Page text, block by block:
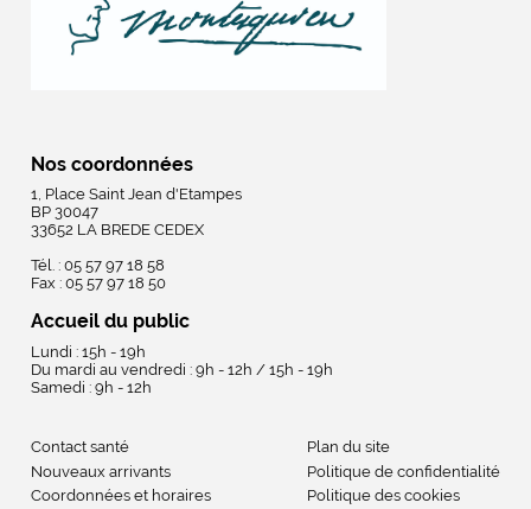
Nos coordonnées
1, Place Saint Jean d'Etampes
BP 30047
33652 LA BREDE CEDEX
Tél. : 05 57 97 18 58
Fax : 05 57 97 18 50
Accueil du public
Lundi : 15h - 19h
Du mardi au vendredi : 9h - 12h / 15h - 19h
Samedi : 9h - 12h
Contact santé
Nouveaux arrivants
Coordonnées et horaires
Plan du site
Politique de confidentialité
Politique des cookies